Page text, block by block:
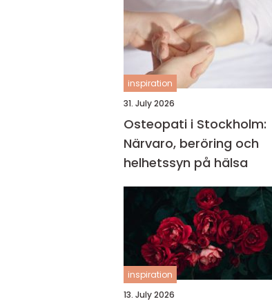
inspiration
31. July 2026
Osteopati i Stockholm:
Närvaro, beröring och
helhetssyn på hälsa
inspiration
13. July 2026